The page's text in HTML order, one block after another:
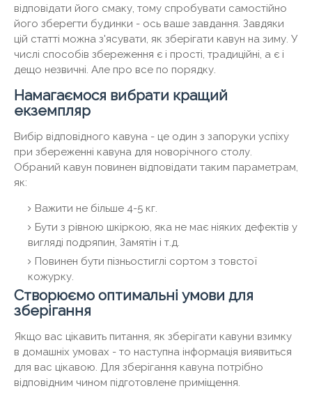
відповідати його смаку, тому спробувати самостійно
його зберегти будинки - ось ваше завдання. Завдяки
цій статті можна з'ясувати, як зберігати кавун на зиму. У
числі способів збереження є і прості, традиційні, а є і
дещо незвичні. Але про все по порядку.
Намагаємося вибрати кращий
екземпляр
Вибір відповідного кавуна - це один з запоруки успіху
при збереженні кавуна для новорічного столу.
Обраний кавун повинен відповідати таким параметрам,
як:
Важити не більше 4-5 кг.
Бути з рівною шкіркою, яка не має ніяких дефектів у
вигляді подряпин, Замятін і т.д.
Повинен бути пізньостиглі сортом з товстої
кожурку.
Створюємо оптимальні умови для
зберігання
Якщо вас цікавить питання, як зберігати кавуни взимку
в домашніх умовах - то наступна інформація виявиться
для вас цікавою. Для зберігання кавуна потрібно
відповідним чином підготовлене приміщення.